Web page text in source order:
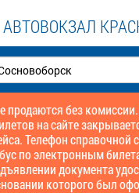
АВТОВОКЗАЛ
продаются без
на сайте
Телефон
по электронным
документа
которого был